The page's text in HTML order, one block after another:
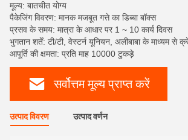
मूल्य: बातचीत योग्य
पैकेजिंग विवरण: मानक मजबूत गत्ते का डिब्बा बॉक्स
प्रसव के समय: मात्रा के आधार पर 1 ~ 10 कार्य दिवस
भुगतान शर्तें: टी/टी, वेस्टर्न यूनियन, अलीबाबा के माध्यम से
आपूर्ति की क्षमता: प्रति माह 10000 टुकड़े
सर्वोत्तम मूल्य प्राप्त करें
उत्पाद विवरण उत्पाद वर्णन